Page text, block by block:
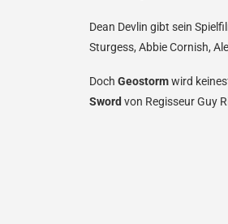
Dean Devlin gibt sein
Sturgess, Abbie Cornish,
Doch Geostormwird
Sword von Regisseur Guy